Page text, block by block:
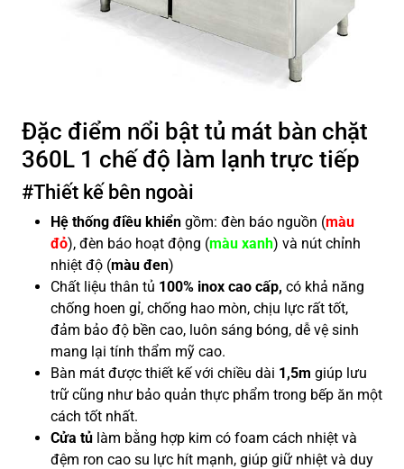
Đặc điểm nổi bật tủ mát bàn chặt
360L 1 chế độ làm lạnh trực tiếp
#Thiết kế bên ngoài
Hệ thống điều khiển gồm: đèn báo nguồn (màu
đỏ), đèn báo hoạt động (màu xanh) và nút chỉnh
nhiệt độ (màu đen)
Chất liệu thân tủ 100% inox cao cấp, có khả năng
chống hoen gỉ, chống hao mòn, chịu lực rất tốt,
đảm bảo độ bền cao, luôn sáng bóng, dễ vệ sinh
mang lại tính thẩm mỹ cao.
Bàn mát được thiết kế với chiều dài 1,5m giúp lưu
trữ cũng như bảo quản thực phẩm trong bếp ăn một
cách tốt nhất.
Cửa tủ làm bằng hợp kim có foam cách nhiệt và
đệm ron cao su lực hít mạnh, giúp giữ nhiệt và duy